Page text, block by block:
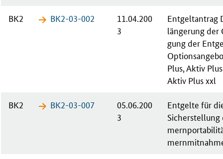
BK2 BK2-03-​002
11.04.200
3
Ent­gelt­an­trag
län­ge­rung
gung der
Plus, Ak­tiv
Ak­tiv Plus xxl
BK2 BK2-03-​007
05.06.200
3
Ent­gel­te für